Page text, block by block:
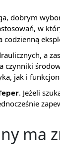
dobrym
w
codzienną
a
czynniki
jak i
. Jeżeli
ma